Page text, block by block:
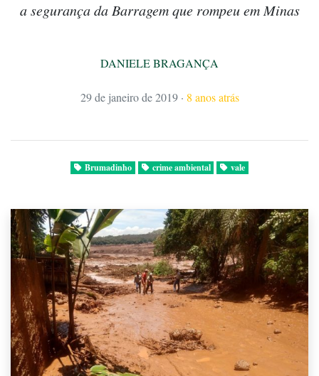
a segurança da Barragem que rompeu em Minas
DANIELE BRAGANÇA
29 de janeiro de 2019 · 8 anos atrás
Brumadinho crime ambiental vale